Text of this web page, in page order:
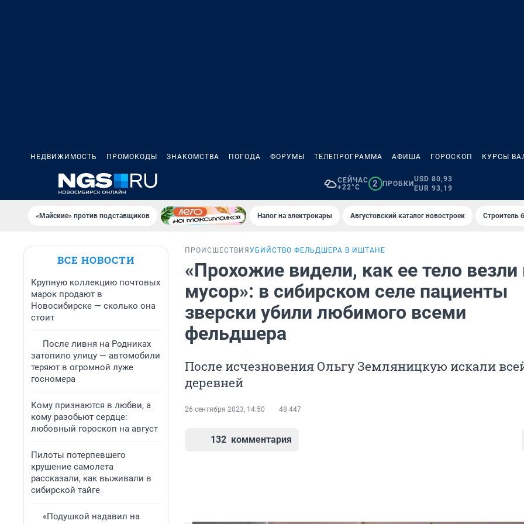
НЕДВИЖИМОСТЬ ПРОМОКОДЫ ЗНАКОМСТВА ПОГОДА ФОРУМЫ ТЕЛЕПРОГРАММА АФИША ГОРОСКОП КУРСЫ
СЕЙЧАС
+22°C
2 ПРОБКИ
USD 80,93
EUR 93,19
«Майские» против подставщиков Налог на электрокары Августовский каталог новостроек Строитель
ВСЕ НОВОСТИ
Крупную коллекцию почтовых
марок продают в
Новосибирске — сколько она
стоит
После ливня на Родниках
затопило улицу — автомобили
теряют в огромной луже
госномера
Кому признаются в любви, а
кому разобьют сердце:
любовный гороскоп на август
Пилоты потерпевшего
крушение самолета
рассказали, как выживали в
сибирской тайге
«Подушкой надавил на
ПРОИСШЕСТВИЯ УБИЙСТВО ФЕЛЬДШЕРА В ИШТАНЕ
«Прохожие видели, как ее тело везли
мусор»: в сибирском селе пациенты
зверски убили любимого всеми
фельдшера
После исчезновения Ольгу Земляницкую искали
деревней
26 сентября 2023, 14:50 48 447
132 комментария